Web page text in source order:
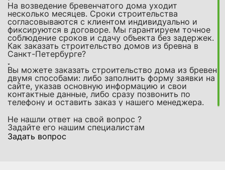
На возведение бревенчатого дома уходит
несколько месяцев. Сроки строительства
согласовываются с клиентом индивидуально и
фиксируются в договоре. Мы гарантируем точное
соблюдение сроков и сдачу объекта без задержек.
Как заказать строительство домов из бревна в
Санкт-Петербурге?
Вы можете заказать строительство дома из бревен
двумя способами: либо заполнить форму заявки на
сайте, указав основную информацию и свои
контактные данные, либо сразу позвонить по
телефону и оставить заказ у нашего менеджера.
Не нашли ответ на свой вопрос ?
Задайте его нашим специалистам
Задать вопрос